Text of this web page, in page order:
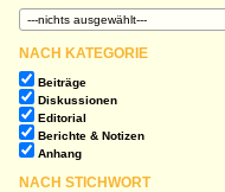
NACH KATEGORIE
Beiträge
Diskussionen
Editorial
Berichte & Notizen
Anhang
NACH STICHWORT